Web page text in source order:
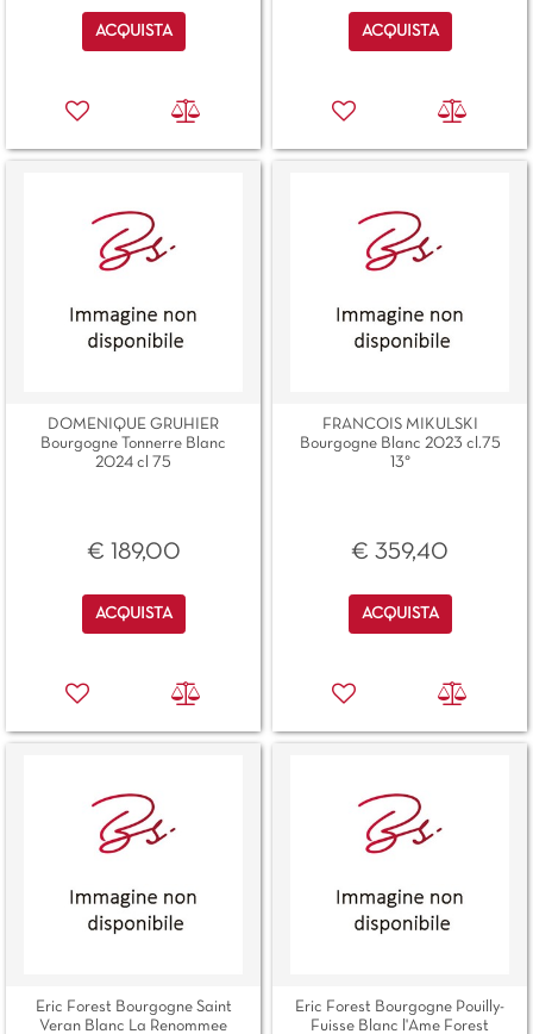
Quantità
ACQUISTA Quantità
ACQUISTA
DOMENIQUE GRUHIER
Bourgogne Tonnerre Blanc
2024 cl 75
€ 189,00
Quantità
ACQUISTA
FRANCOIS MIKULSKI
Bourgogne Blanc 2023 cl.75
13°
€ 359,40
Quantità
ACQUISTA
Eric Forest Bourgogne Saint
Veran Blanc La Renommee
Eric Forest Bourgogne Pouilly-
Fuisse Blanc l'Ame Forest